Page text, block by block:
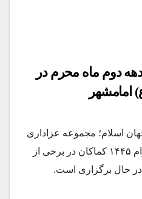
دوم ماه محرم در
امامشهر
اسلام؛ مجموعه عزاداری
های دهه دوم ماه محرم الحرام ۱۴۴۵ کماکان در برخی از
حال برگزاری است.